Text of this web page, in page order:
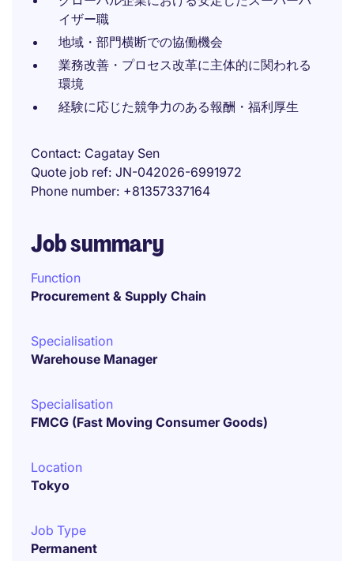
イザー職
地域・部門横断での協働機会
業務改善・プロセス改革に主体的に関われる
環境
経験に応じた競争力のある報酬・福利厚生
Contact Cagatay Sen
Quote job ref JN-042026-6991972
Phone number +81357337164
Job summary
Function
Procurement & Supply Chain
Specialisation
Warehouse Manager
Specialisation
FMCG (Fast Moving Consumer Goods)
Location
Tokyo
Job Type
Permanent